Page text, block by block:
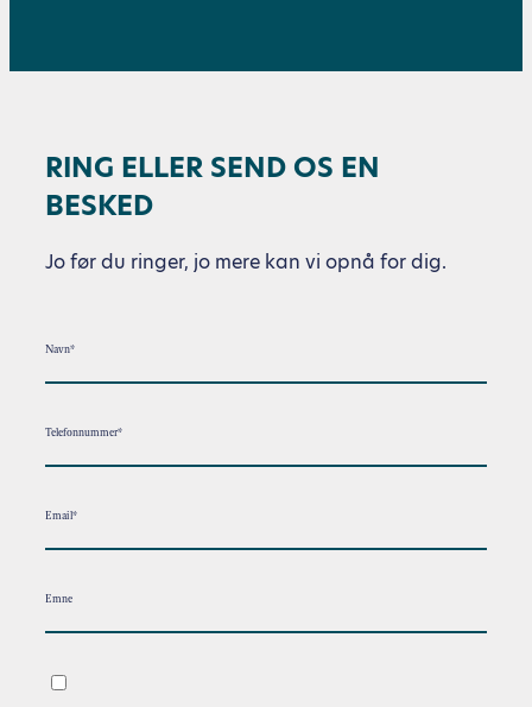
RING ELLER SEND OS EN
BESKED
Jo før du ringer, jo mere kan vi opnå for dig.
Navn*
Telefonnummer*
Email*
Emne